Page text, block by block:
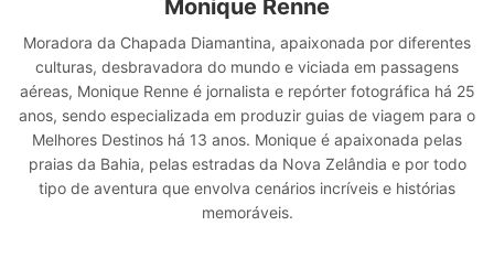
Monique Renne
Moradora da Chapada Diamantina, apaixonada por diferentes
culturas, desbravadora do mundo e viciada em passagens
aéreas, Monique Renne é jornalista e repórter fotográfica há 25
anos, sendo especializada em produzir guias de viagem para o
Melhores Destinos há 13 anos. Monique é apaixonada pelas
praias da Bahia, pelas estradas da Nova Zelândia e por todo
tipo de aventura que envolva cenários incríveis e histórias
memoráveis.